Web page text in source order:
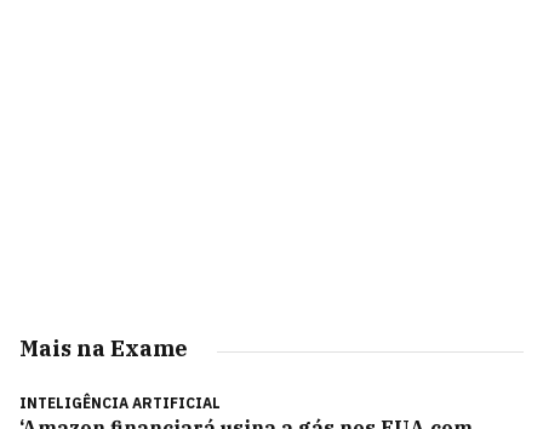
Mais na Exame
INTELIGÊNCIA ARTIFICIAL